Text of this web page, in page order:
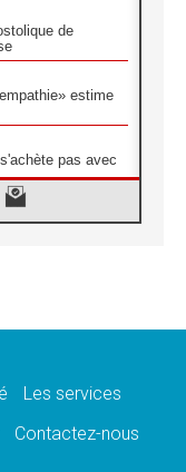
de
estime
pas avec
du
à François»
Les services
Contactez-nous